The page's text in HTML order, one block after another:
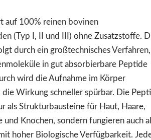
auf 100% reinen bovinen
(Typ I, II und III) ohne Zusatzstoffe.
durch ein großtechnisches Verfahren,
in gut absorbierbare Peptide
wird die Aufnahme im Körper
Wirkung schneller spürbar. Die
als Strukturbausteine für Haut, Haare,
und Knochen, sondern fungieren auch
hoher Biologische Verfügbarkeit.